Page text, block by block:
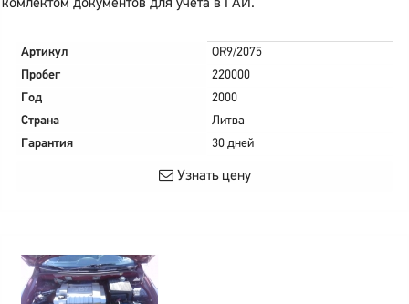
комлектом документов для учета в ГАИ.
Артикул
OR9/2075
Пробег
220000
Год
2000
Страна
Литва
Гарантия
30 дней
Узнать цену